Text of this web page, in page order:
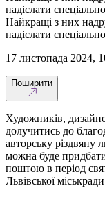
надіслати
Найкращі з них
надіслати
17 листопада 2024,
Поширити
Художників,
долучитись до
авторську різдвяну
можна буде
поштою в період
Львівської